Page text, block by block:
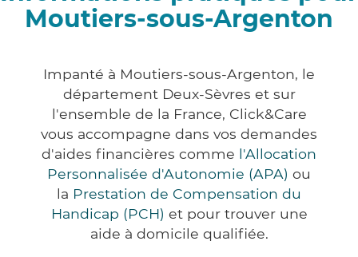
Moutiers-sous-Argenton
Impanté à Moutiers-sous-Argenton, le
département Deux-Sèvres et sur
l'ensemble de la France, Click&Care
vous accompagne dans vos demandes
d'aides financières comme l'Allocation
Personnalisée d'Autonomie (APA) ou
la Prestation de Compensation du
Handicap (PCH) et pour trouver une
aide à domicile qualifiée.